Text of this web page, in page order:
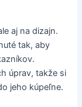
aj na dizajn.
tak, aby
úprav, takže si
jeho kúpeľne.